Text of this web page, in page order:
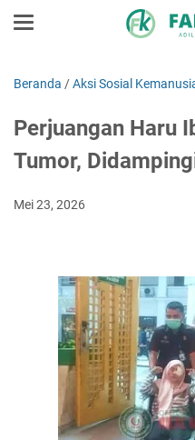
Beranda /Aksi Sosial
Perjuangan Haru
Tumor,
Mei 23, 2026